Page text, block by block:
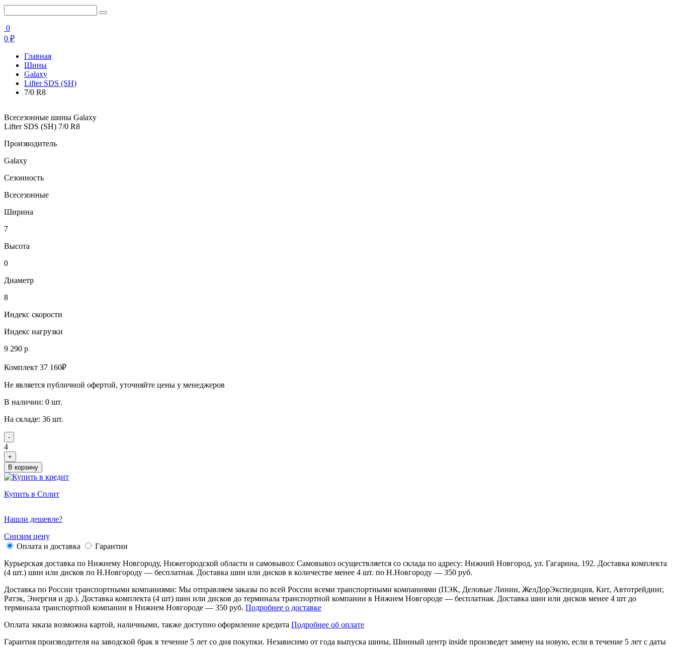
0
0 ₽
Главная
Шины
Galaxy
Lifter SDS (SH)
7/0 R8
Всесезонные шины Galaxy
Lifter SDS (SH) 7/0 R8
Производитель
Galaxy
Сезонность
Всесезонные
Ширина
7
Высота
0
Диаметр
8
Индекс скорости
Индекс нагрузки
9 290 р
Комплект 37 160₽
Не является публичной офертой, уточняйте цены у менеджеров
В наличии: 0 шт.
На складе: 36 шт.
-
4
+
В корзину
Купить в Сплит
Нашли дешевле?
Снизим цену
Оплата и доставка
Гарантии
Курьерская доставка по Нижнему Новгороду, Нижегородской области и самовывоз: Самовывоз осуществляется со склада по адресу: Нижний Новгород, ул. Гагарина, 192. Доставка комплекта
(4 шт.) шин или дисков по Н.Новгороду — бесплатная. Доставка шин или дисков в количестве менее 4 шт. по Н.Новгороду — 350 руб.
Доставка по России транспортными компаниями: Мы отправляем заказы по всей России всеми транспортными компаниями (ПЭК, Деловые Линии, ЖелДорЭкспедиция, Кит, Автотрейдинг,
Ратэк, Энергия и др.). Доставка комплекта (4 шт) шин или дисков до терминала транспортной компании в Нижнем Новгороде — бесплатная. Доставка шин или дисков менее 4 шт до
терминала транспортной компании в Нижнем Новгороде — 350 руб. Подробнее о доставке
Оплата заказа возможна картой, наличными, также доступно оформление кредита Подробнее об оплате
Гарантия производителя на заводской брак в течение 5 лет со дня покупки. Независимо от года выпуска шины, Шинный центр inside произведет замену на новую, если в течение 5 лет с даты